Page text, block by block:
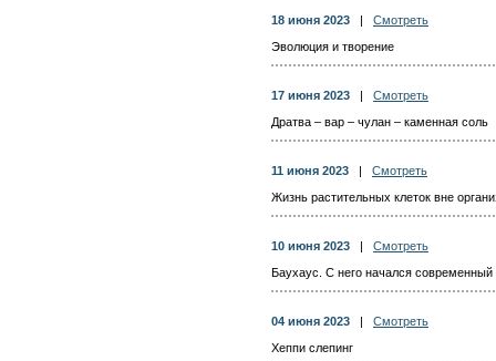
18 июня 2023
Смотреть
Эволюция и творение
17 июня 2023
Смотреть
Дратва – вар – чулан – каменная соль
11 июня 2023
Смотреть
Жизнь растительных клеток вне
10 июня 2023
Смотреть
Баухаус. С него начался современный
04 июня 2023
Смотреть
Хеппи слепинг